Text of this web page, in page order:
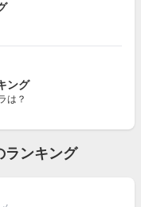
ング
は？
ランキング